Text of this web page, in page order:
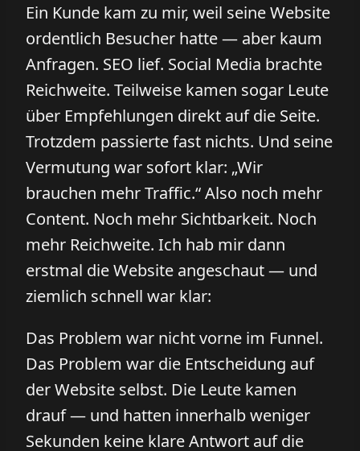
Ein Kunde kam zu mir, weil seine Website
ordentlich Besucher hatte — aber kaum
Anfragen. SEO lief. Social Media brachte
Reichweite. Teilweise kamen sogar Leute
über Empfehlungen direkt auf die Seite.
Trotzdem passierte fast nichts. Und seine
Vermutung war sofort klar: „Wir
brauchen mehr Traffic.“ Also noch mehr
Content. Noch mehr Sichtbarkeit. Noch
mehr Reichweite. Ich hab mir dann
erstmal die Website angeschaut — und
ziemlich schnell war klar:
Das Problem war nicht vorne im Funnel.
Das Problem war die Entscheidung auf
der Website selbst. Die Leute kamen
drauf — und hatten innerhalb weniger
Sekunden keine klare Antwort auf die